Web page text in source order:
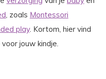
, zoals Montessori
play. Kortom, hier vind
jouw kindje.